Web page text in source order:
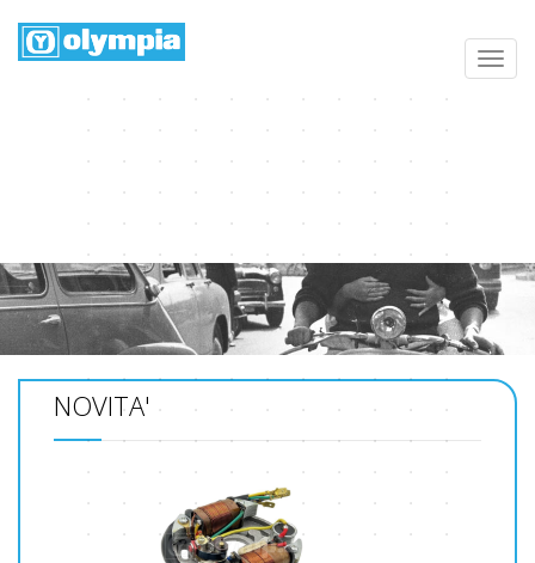
Home
NOVITA'